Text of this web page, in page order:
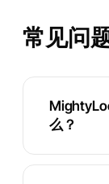
常见问
么？